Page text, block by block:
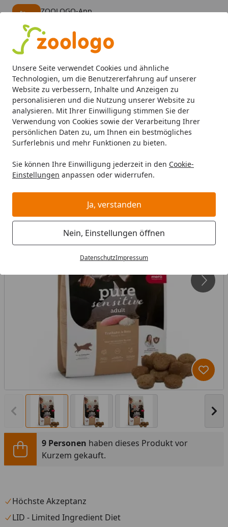
Unsere Seite verwendet Cookies und ähnliche
Technologien, um die Benutzererfahrung auf unserer
Website zu verbessern, Inhalte und Anzeigen zu
personalisieren und die Nutzung unserer Website zu
analysieren. Mit Ihrer Einwilligung stimmen Sie der
Verwendung von Cookies sowie der Verarbeitung Ihrer
persönlichen Daten zu, um Ihnen ein bestmögliches
Surferlebnis und mehr Funktionen zu bieten.
Sie können Ihre Einwilligung jederzeit in den Cookie-
Einstellungen anpassen oder widerrufen.
Ja, verstanden
Nein, Einstellungen öffnen
DatenschutzImpressum
ZOOLOGO-App
Alle Produkte
Mein Konto
Suchen
Startseite
Hund Hundefutter Trockenfutter Mera Dog PURE
Mera Dog PURE Sensitive
Truthahn/Reis Hundetrockenfutter
Vorheriges Bild anzeigen
9 Personen haben dieses Produkt vor
Kurzem gekauft.
Höchste Akzeptanz
LID - Limited Ingredient Diet